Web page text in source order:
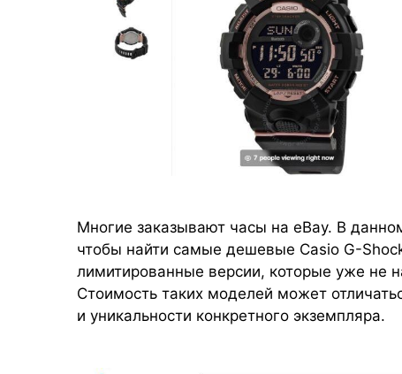
Многие заказывают часы на eBay. В
чтобы найти самые дешевые Casio G-
лимитированные версии, которые уже не
Стоимость таких моделей может
и уникальности конкретного экземпляра.